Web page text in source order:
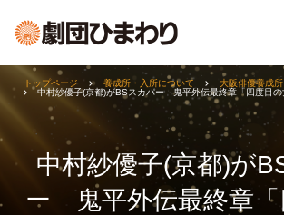
中村紗優子(京都)が
ー 鬼平外伝最終章「
トップページ 養成所・入所について 大阪俳優養成所
中村紗優子(京都)がBSスカパー 鬼平外伝最終章「四度目の